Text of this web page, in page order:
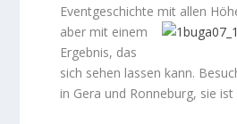
Eventgeschichte mit allen
aber mit einem
Ergebnis, das
sich sehen lassen kann.
in Gera und Ronneburg, sie